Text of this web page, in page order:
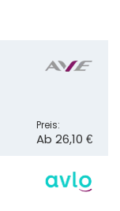
Preis:
Ab 26,10 €